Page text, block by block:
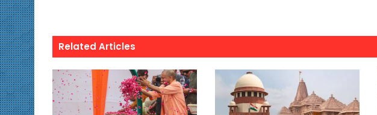
Related Articles